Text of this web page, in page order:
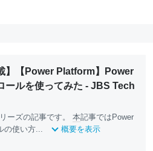
】【Power Platform】Power
ルを使ってみた - JBS Tech
ーズの記事です。 本記事ではPower
の使い方...
概要を表示